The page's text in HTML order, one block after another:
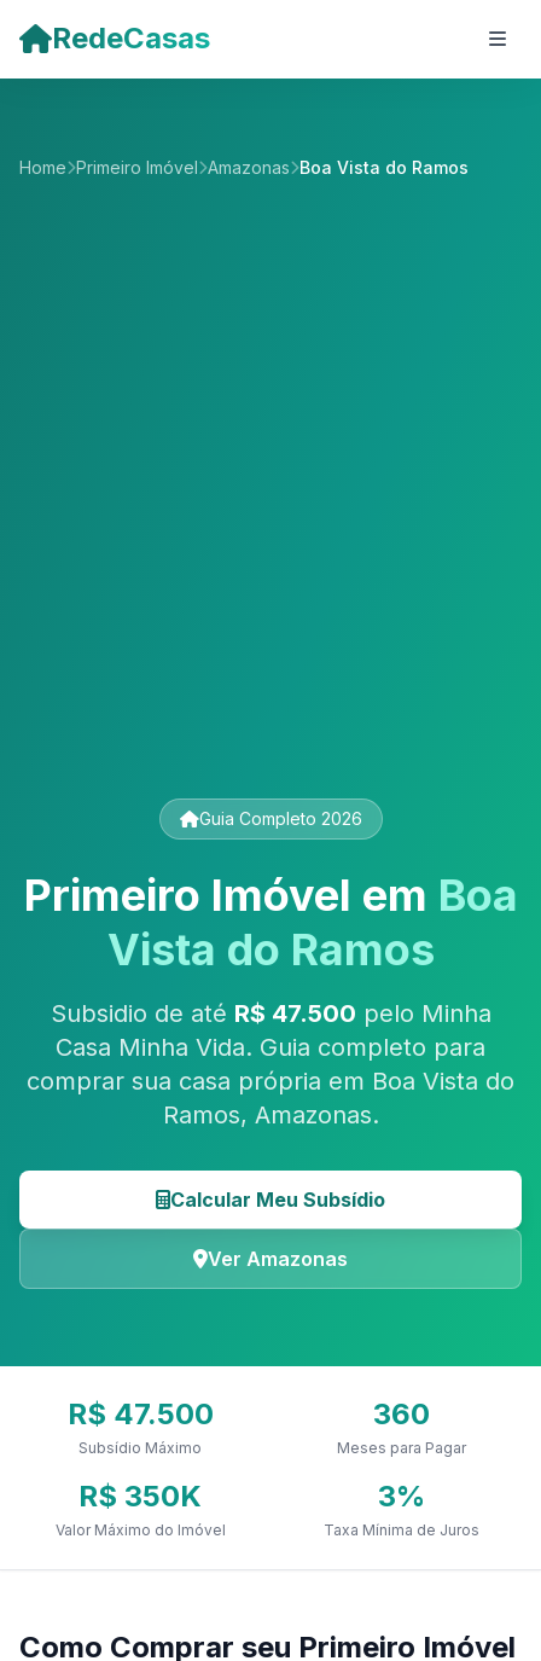
RedeCasas
Home Primeiro Imóvel Amazonas Boa Vista do Ramos
Guia Completo 2026
Primeiro Imóvel em Boa
Vista do Ramos
Subsidio de até R$ 47.500 pelo Minha
Casa Minha Vida. Guia completo para
comprar sua casa própria em Boa Vista do
Ramos, Amazonas.
Calcular Meu Subsídio
Ver Amazonas
R$ 47.500
Subsídio Máximo
360
Meses para Pagar
R$ 350K
Valor Máximo do Imóvel
3%
Taxa Mínima de Juros
Como Comprar seu Primeiro Imóvel